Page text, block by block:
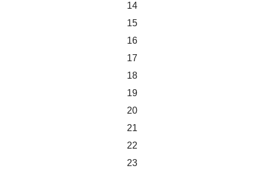
14
15
16
17
18
19
20
21
22
23